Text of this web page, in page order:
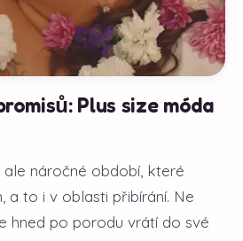
Plus size móda
náročné období, které
a to i v oblasti přibírání. Ne
hned po porodu vrátí do své